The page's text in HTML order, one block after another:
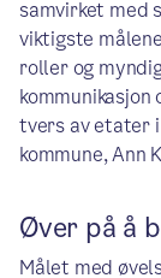
samvirket med
viktigste
roller og
tvers av etater
kommune, Ann
Øver på å
Målet med